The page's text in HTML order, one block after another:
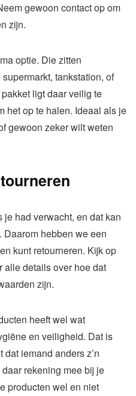
gewoon contact op om
zijn.
optie. Die zitten
tankstation, of
ligt daar veilig te
het op te halen. Ideaal als je
gewoon zeker wilt weten
had verwacht, en dat kan
hebben we een
kunt retourneren. Kijk op
alle details over hoe dat
zijn.
heeft wel wat
en veiligheid. Dat is
iemand anders z’n
rekening mee bij je
producten wel en niet